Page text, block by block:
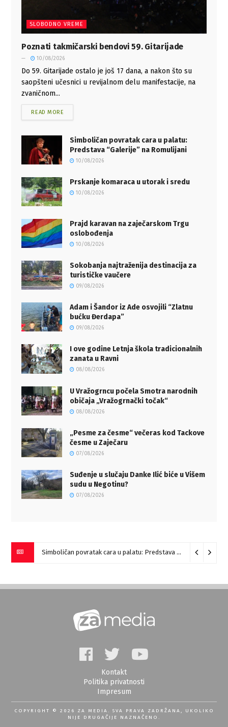
SLOBODNO VREME
Poznati takmičarski bendovi 59. Gitarijade
10/08/2026
Do 59. Gitarijade ostalo je još 17 dana, a nakon što su
saopšteni učesnici u revijalnom delu manifestacije, na
zvaničnom...
READ MORE
Simboličan povratak cara u palatu:
Predstava “Galerije” na Romulijani
10/08/2026
Prskanje komaraca u utorak i sredu
10/08/2026
Prajd karavan na zaječarskom Trgu
oslobođenja
10/08/2026
Sokobanja najtraženija destinacija za
turističke vaučere
09/08/2026
Adam i Šandor iz Ade osvojili “Zlatnu
bućku Đerdapa”
09/08/2026
I ove godine Letnja škola tradicionalnih
zanata u Ravni
08/08/2026
U Vražogrncu počela Smotra narodnih
običaja „Vražogrnački točak“
08/08/2026
„Pesme za česme“ večeras kod Tackove
česme u Zaječaru
07/08/2026
Suđenje u slučaju Danke Ilić biće u Višem
sudu u Negotinu?
07/08/2026
Prskanje komaraca u utorak i sredu 10/08/2026
Kontakt
Politika privatnosti
Impresum
COPYRIGHT © 2026 ZA MEDIA. SVA PRAVA ZADRŽANA, UKOLIKO
NIJE DRUGAČIJE NAZNAČENO.